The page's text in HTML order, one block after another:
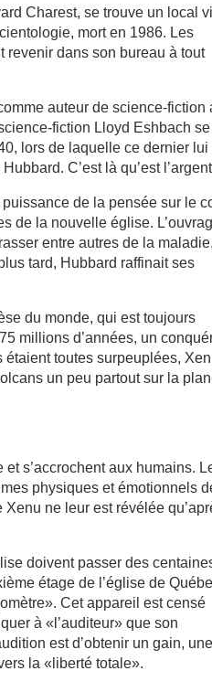
Charest, se trouve un local
mort en 1986. Les
revenir dans son bureau à tout
auteur de science-fiction
fiction Lloyd Eshbach se
lors de laquelle ce dernier lui
C’est là qu’est
de la pensée sur le
de la nouvelle église.
entre autres de la
tard, Hubbard raffinait ses
du monde, qui est toujours
millions d’années, un
toutes surpeuplées,
un peu partout sur la
s’accrochent aux humains.
physiques et émotionnels
ne leur est révélée
doivent passer des
étage de l’église de
Cet appareil est censé
à «l’auditeur» que son
est d’obtenir un gain,
la «liberté totale».